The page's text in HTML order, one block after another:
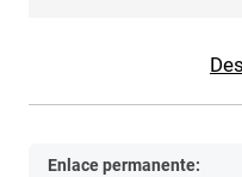
Enlace permanente: